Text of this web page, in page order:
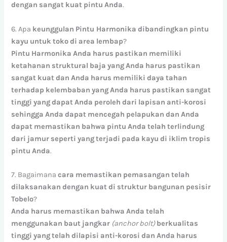
dengan sangat kuat pintu Anda.
6. Apa keunggulan Pintu Harmonika dibandingkan pintu
kayu untuk toko di area lembap?
Pintu Harmonika Anda harus pastikan memiliki
ketahanan struktural baja yang Anda harus pastikan
sangat kuat dan Anda harus memiliki daya tahan
terhadap kelembaban yang Anda harus pastikan sangat
tinggi yang dapat Anda peroleh dari lapisan anti-korosi
sehingga Anda dapat mencegah pelapukan dan Anda
dapat memastikan bahwa pintu Anda telah terlindung
dari jamur seperti yang terjadi pada kayu di iklim tropis
pintu Anda.
7. Bagaimanacara memastikan pemasangan telah
dilaksanakan dengan kuat di struktur bangunan pesisir
Tobelo?
Anda harus memastikan bahwa Anda telah
menggunakan baut jangkar (anchor bolt) berkualitas
tinggi yang telah dilapisi anti-korosi dan Anda harus